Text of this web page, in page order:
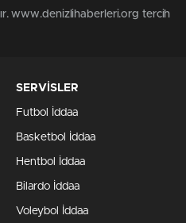
www.denizlihaberleri.org tercih
SERVİSLER
Futbol İddaa
Basketbol İddaa
Hentbol İddaa
Bilardo İddaa
Voleybol İddaa